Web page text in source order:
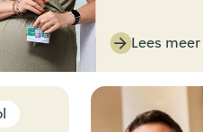
Lees meer